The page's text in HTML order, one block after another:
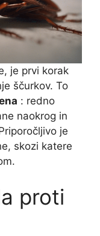
je prvi korak
ščurkov. To
: redno
naokrog in
je
skozi katere
proti